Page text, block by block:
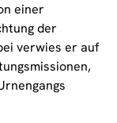
einer
der
verwies er auf